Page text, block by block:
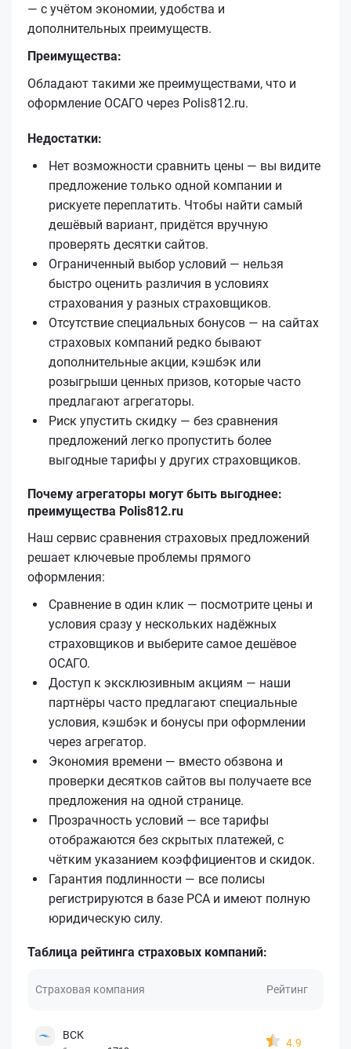
— с учётом экономии, удобства и
дополнительных преимуществ.
Преимущества:
Обладают такими же преимуществами, что и
оформление ОСАГО через Polis812.ru.
Недостатки:
Нет возможности сравнить цены — вы видите
предложение только одной компании и
рискуете переплатить. Чтобы найти самый
дешёвый вариант, придётся вручную
проверять десятки сайтов.
Ограниченный выбор условий — нельзя
быстро оценить различия в условиях
страхования у разных страховщиков.
Отсутствие специальных бонусов — на сайтах
страховых компаний редко бывают
дополнительные акции, кэшбэк или
розыгрыши ценных призов, которые часто
предлагают агрегаторы.
Риск упустить скидку — без сравнения
предложений легко пропустить более
выгодные тарифы у других страховщиков.
Почему агрегаторы могут быть выгоднее:
преимущества Polis812.ru
Наш сервис сравнения страховых предложений
решает ключевые проблемы прямого
оформления:
Сравнение в один клик — посмотрите цены и
условия сразу у нескольких надёжных
страховщиков и выберите самое дешёвое
ОСАГО.
Доступ к эксклюзивным акциям — наши
партнёры часто предлагают специальные
условия, кэшбэк и бонусы при оформлении
через агрегатор.
Экономия времени — вместо обзвона и
проверки десятков сайтов вы получаете все
предложения на одной странице.
Прозрачность условий — все тарифы
отображаются без скрытых платежей, с
чётким указанием коэффициентов и скидок.
Гарантия подлинности — все полисы
регистрируются в базе РСА и имеют полную
юридическую силу.
Таблица рейтинга страховых компаний:
Страховая компания Рейтинг
ВСК
4.9